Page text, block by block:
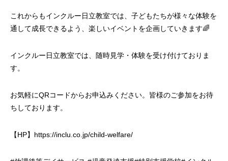
これからもインクルー日立教室では、子どもたちが様々な体験を
通して成長できるよう、楽しいイベントを企画していきます🌈
インクルー日立教室では、随時見学・体験を受け付けておりま
す。
お気軽にQRコードからお申込みください。皆様のご参加をお待
ちしております。
【HP】https://inclu.co.jp/child-welfare/